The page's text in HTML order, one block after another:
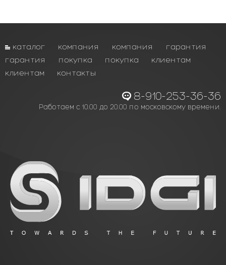
каталог компания компания
гарантия
гарантия
покупка покупка
клиентам
клиентам
контакты
8-910-253-36-36
Работаем с 10.00 до 20.00 по московскому времени.